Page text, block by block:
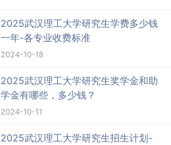
2025武汉理工大学研究生学费多少钱
一年-各专业收费标准
2024-10-18
2025武汉理工大学研究生奖学金和助
学金有哪些，多少钱？
2024-10-11
2025武汉理工大学研究生招生计划-